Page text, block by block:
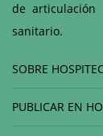
de articulación
sanitario.
SOBRE
PUBLICAR EN